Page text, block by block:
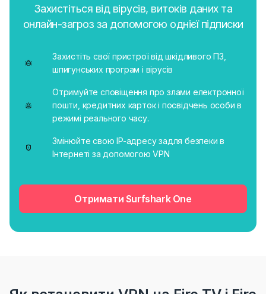
Захистіться від вірусів, витоків даних та
онлайн-загроз за допомогою однієї підписки
Захистіть свої пристрої від шкідливого ПЗ,
шпигунських програм і вірусів
Отримуйте сповіщення про злами електронної
пошти, кредитних карток і посвідчень особи в
режимі реального часу.
Змінюйте свою IP-адресу задля безпеки в
Інтернеті за допомогою VPN
Отримати Surfshark One